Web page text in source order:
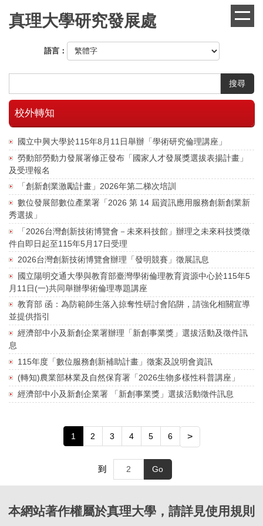
真理大學研究發展處
語言：
搜尋
校外轉知
國立中興大學於115年8月11日舉辦「學術研究倫理講座」
勞動部勞動力發展署修正發布「國家人才發展獎選拔表揚計畫」
及受理報名
「創新創業激勵計畫」2026年第二梯次培訓
數位發展部數位產業署「2026 第 14 屆資訊應用服務創新創業新
秀選拔」
「2026台灣創新技術博覽會－未來科技館」辦理之未來科技獎徵
件自即日起至115年5月17日受理
2026台灣創新技術博覽會辦理「發明競賽」徵展訊息
國立陽明交通大學與教育部臺灣學術倫理教育資源中心於115年5
月11日(一)共同舉辦學術倫理專題講座
教育部 函：為防範師生落入掠奪性研討會陷阱，請強化相關宣導
並提供指引
經濟部中小及新創企業署辦理「新創事業獎」選拔活動及徵件訊
息
115年度「數位服務創新補助計畫」徵案及說明會資訊
(轉知)農業部林業及自然保育署「2026生物多樣性科普講座」
經濟部中小及新創企業署 「新創事業獎」選拔活動徵件訊息
1 2 3 4 5 6 >
到 Go
本網站著作權屬於真理大學，請詳見使用規則